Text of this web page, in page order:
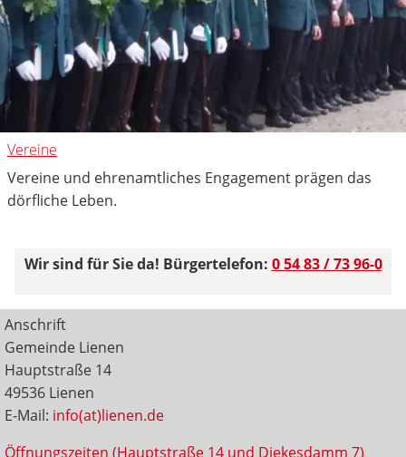
Vereine
Vereine und ehrenamtliches Engagement prägen das
dörfliche Leben.
Wir sind für Sie da! Bürgertelefon: 0 54 83 / 73 96-0
Anschrift
Gemeinde Lienen
Hauptstraße 14
49536 Lienen
E-Mail: info(at)lienen.de
Öffnungszeiten (Hauptstraße 14 und Diekesdamm 7)